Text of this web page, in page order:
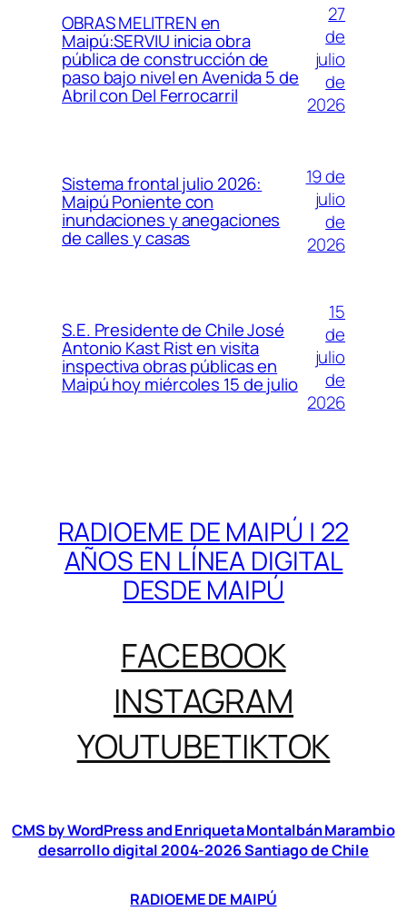
OBRAS MELITREN en
Maipú:SERVIU inicia obra
pública de construcción de
paso bajo nivel en Avenida 5 de
Abril con Del Ferrocarril
27
de
julio
de
2026
Sistema frontal julio 2026:
Maipú Poniente con
inundaciones y anegaciones
de calles y casas
19 de
julio
de
2026
S.E. Presidente de Chile José
Antonio Kast Rist en visita
inspectiva obras públicas en
Maipú hoy miércoles 15 de julio
15
de
julio
de
2026
RADIOEME DE MAIPÚ | 22
AÑOS EN LÍNEA DIGITAL
DESDE MAIPÚ
FACEBOOK
INSTAGRAM
YOUTUBETIKTOK
CMS by WordPress and Enriqueta Montalbán Marambio
desarrollo digital 2004-2026 Santiago de Chile
RADIOEME DE MAIPÚ